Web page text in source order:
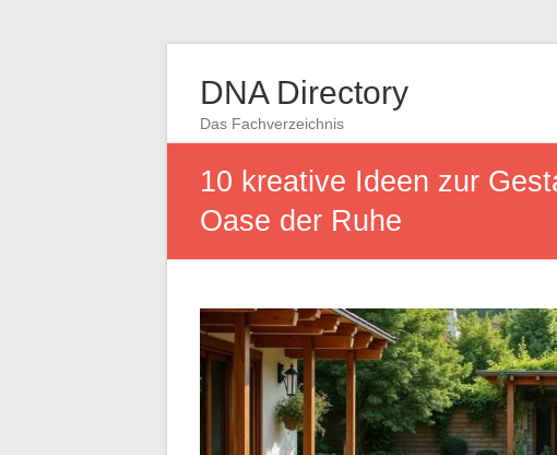
DNA Directory
Das Fachverzeichnis
10 kreative Ideen zur
Oase der Ruhe